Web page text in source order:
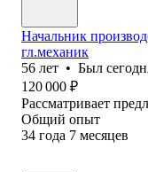
Начальник
гл.механик
56 лет • Был
120 000 ₽
Рассматривает
Общий опыт
34 года 7 месяцев